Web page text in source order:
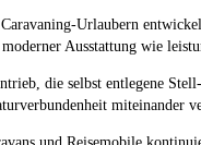
Urlaubern
Ausstattung wie
die selbst entlegene
miteinander